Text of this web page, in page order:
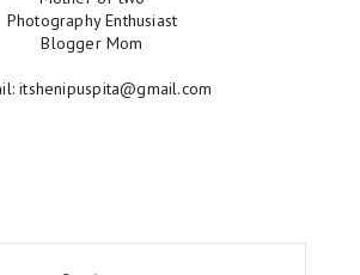
Photography Enthusiast
Blogger Mom
itshenipuspita@gmail.com